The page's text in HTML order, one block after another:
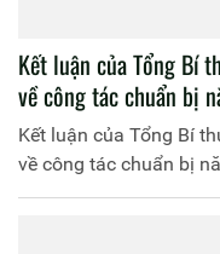
Kết luận của Tổng Bí
về công tác chuẩn bị
Kết luận của Tổng Bí
về công tác chuẩn bị